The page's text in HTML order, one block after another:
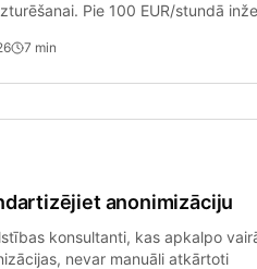
Pie 100 EUR/stundā
7 min
anonimizāciju
konsultanti, kas apkalpo
nevar manuāli atkārtoti